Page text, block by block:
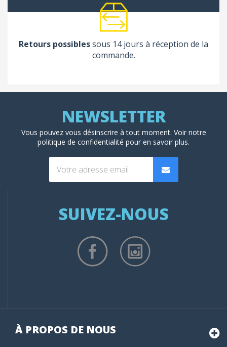
Retours possiblessous 14 jours à réception de la
commande.
Vous pouvez vous désinscrire à tout moment. Voir notre
politique de confidentialité pour en savoir plus.
SUIVEZ-NOUS
À PROPOS DE NOUS